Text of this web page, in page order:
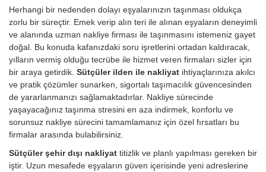
Herhangi bir nedenden dolayı eşyalarınızın taşınması oldukça
zorlu bir süreçtir. Emek verip alın teri ile alınan eşyaların deneyimli
ve alanında uzman nakliye firması ile taşınmasını istemeniz gayet
doğal. Bu konuda kafanızdaki soru işretlerini ortadan kaldıracak,
yılların vermiş olduğu tecrübe ile hizmet veren firmaları sizler için
bir araya getirdik. Sütçüler ilden ile nakliyat ihtiyaçlarınıza akılcı
ve pratik çözümler sunarken, sigortalı taşımacılık güvencesinden
de yararlanmanızı sağlamaktadırlar. Nakliye sürecinde
yaşayacağınız taşınma stresini en aza indirmek, konforlu ve
sorunsuz nakliye sürecini tamamlamanız için özel fırsatları bu
firmalar arasında bulabilirsiniz.
Sütçüler şehir dışı nakliyat titizlik ve planlı yapılması gereken bir
iştir. Uzun mesafede eşyaların güven içerisinde yeni adreslerine